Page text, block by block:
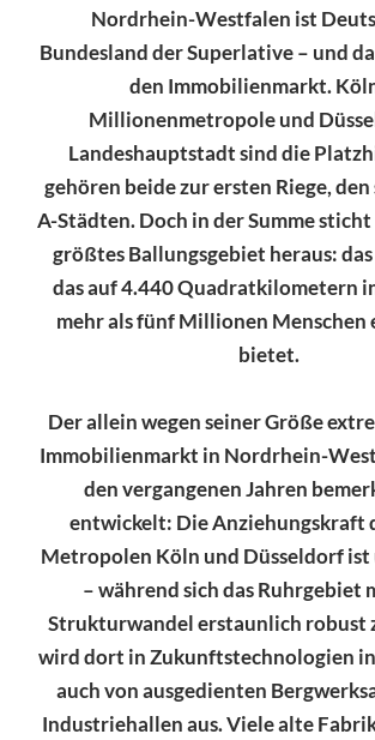
Nordrhein-Westfalen ist
Bundesland der Superlative – und
den Immobilienmarkt.
Millionenmetropole und
Landeshauptstadt sind die
gehören beide zur ersten Riege,
A-Städten. Doch in der Summe
größtes Ballungsgebiet heraus:
das auf 4.440 Quadratkilometern
mehr als fünf Millionen Menschen
bietet.
Der allein wegen seiner Größe
Immobilienmarkt in Nordrhein-
den vergangenen Jahren
entwickelt: Die Anziehungskraft
Metropolen Köln und Düsseldorf ist
– während sich das Ruhrgebiet
Strukturwandel erstaunlich robust
wird dort in Zukunftstechnologien
auch von ausgedienten
Industriehallen aus. Viele alte